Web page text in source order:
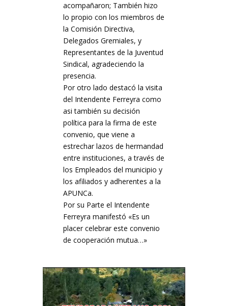
acompañaron; También hizo
lo propio con los miembros de
la Comisión Directiva,
Delegados Gremiales, y
Representantes de la Juventud
Sindical, agradeciendo la
presencia.
Por otro lado destacó la visita
del Intendente Ferreyra como
asi también su decisión
política para la firma de este
convenio, que viene a
estrechar lazos de hermandad
entre instituciones, a través de
los Empleados del municipio y
los afiliados y adherentes a la
APUNCa.
Por su Parte el Intendente
Ferreyra manifestó «Es un
placer celebrar este convenio
de cooperación mutua…»